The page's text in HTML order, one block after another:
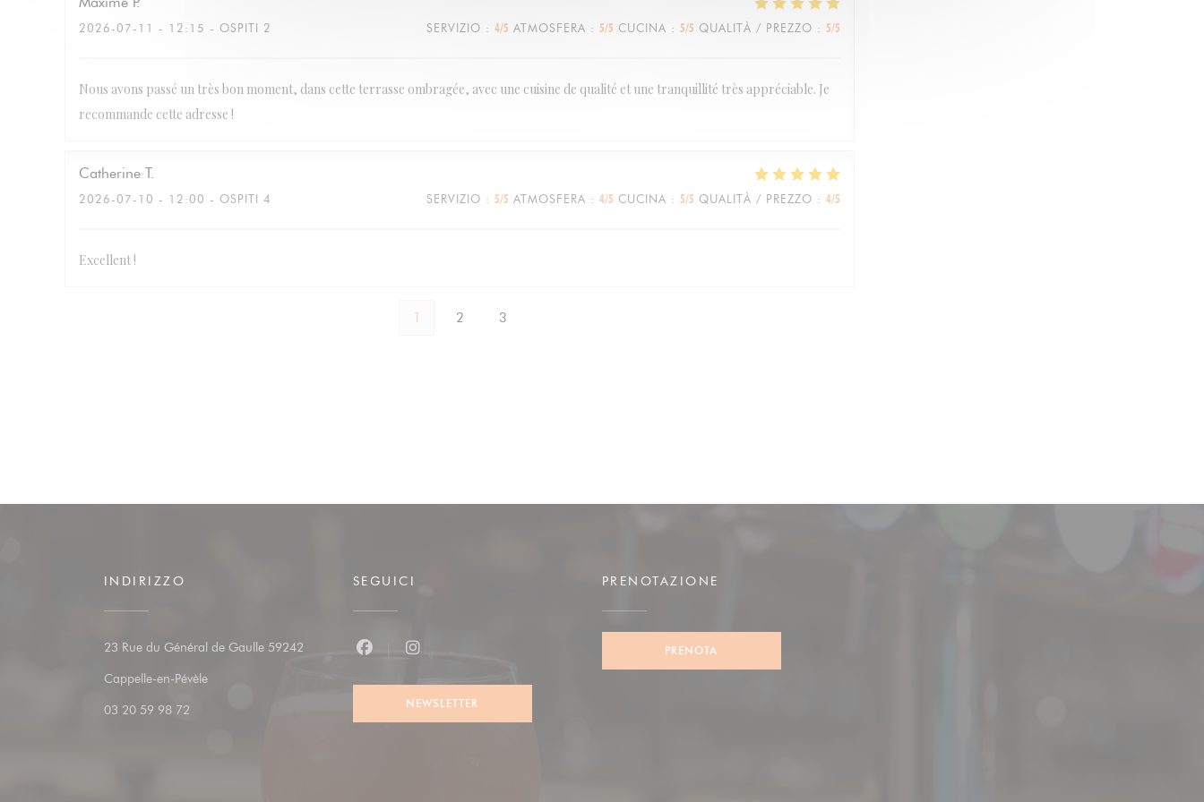
2026-07-11 - 12:15 - OSPITI 2 SERVIZIO : 4/5 ATMOSFERA : 5/5 CUCINA : 5/5 QUALITÀ / PREZZO : 5/5
Nous avons passé un très bon moment, dans cette terrasse ombragée, avec une cuisine de qualité et une tranquillité très appréciable. Je
recommande cette adresse !
Catherine T
2026-07-10 - 12:00 - OSPITI 4 SERVIZIO : 5/5 ATMOSFERA : 4/5 CUCINA : 5/5 QUALITÀ / PREZZO : 4/5
Excellent !
1 2 3
INDIRIZZO
23 Rue du Général de Gaulle 59242
Cappelle-en-Pévèle((apre una nuova finestra))
03 20 59 98 72
SEGUICI
NEWSLETTER
PRENOTAZIONE
PRENOTA